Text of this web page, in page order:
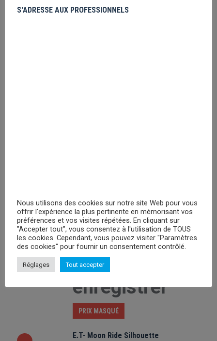
The Gremlins Homeage Style
enregistrer
PRIX MASQUÉ
Veuillez vous
enregistrer
PRIX MASQUÉ
E.T- Moon Ride Silhouette
S'ADRESSE AUX PROFESSIONNELS
Nous utilisons des cookies sur notre site Web pour vous
offrir l'expérience la plus pertinente en mémorisant vos
préférences et vos visites répétées. En cliquant sur
"Accepter tout", vous consentez à l'utilisation de TOUS
les cookies. Cependant, vous pouvez visiter "Paramètres
des cookies" pour fournir un consentement contrôlé.
Réglages Tout accepter